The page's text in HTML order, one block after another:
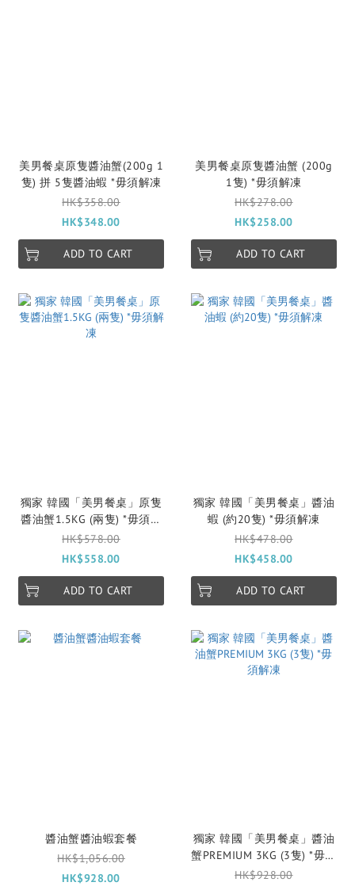
美男餐桌原隻醬油蟹(200g 1
隻) 拼 5隻醬油蝦 *毋須解凍
HK$358.00
HK$348.00
ADD TO CART
美男餐桌原隻醬油蟹 (200g
1隻) *毋須解凍
HK$278.00
HK$258.00
ADD TO CART
獨家 韓國「美男餐桌」原隻
醬油蟹1.5KG (兩隻) *毋須解
凍
HK$578.00
HK$558.00
ADD TO CART
獨家 韓國「美男餐桌」醬油
蝦 (約20隻) *毋須解凍
HK$478.00
HK$458.00
ADD TO CART
醬油蟹醬油蝦套餐
HK$1,056.00
HK$928.00
獨家 韓國「美男餐桌」醬油
蟹PREMIUM 3KG (3隻) *毋須
解凍
HK$928.00